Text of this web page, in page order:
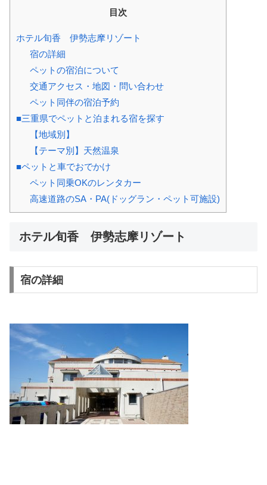
目次
ホテル旬香 伊勢志摩リゾート
宿の詳細
ペットの宿泊について
交通アクセス・地図・問い合わせ
ペット同伴の宿泊予約
■三重県でペットと泊まれる宿を探す
【地域別】
【テーマ別】天然温泉
■ペットと車でおでかけ
ペット同乗OKのレンタカー
高速道路のSA・PA(ドッグラン・ペット可施設)
ホテル旬香 伊勢志摩リゾート
宿の詳細